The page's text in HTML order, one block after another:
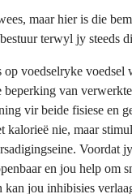
maar hier is die
terwyl jy steeds
op voedselryke voedsel
van
vir beide fisiese en
kalorieë nie, maar
en jou help om
jou inhibisies